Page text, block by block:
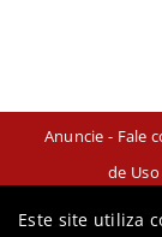
Anuncie - Fale
de Uso
Este site utiliza